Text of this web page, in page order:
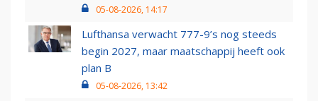
05-08-2026, 14:17
Lufthansa verwacht 777-9’s nog steeds
begin 2027, maar maatschappij heeft ook
plan B
05-08-2026, 13:42